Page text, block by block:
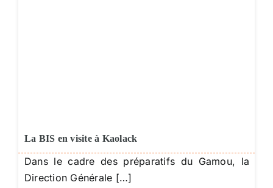
La BIS en visite à Kaolack
Dans le cadre des préparatifs du Gamou, la
Direction Générale […]